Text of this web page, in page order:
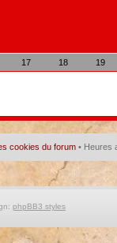
17 18 19
cookies du forum • Heures
phpBB3 styles